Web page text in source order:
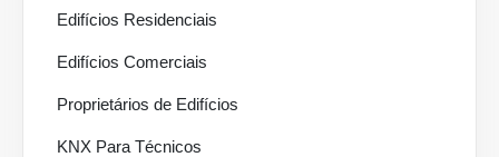
Edifícios Residenciais
Edifícios Comerciais
Proprietários de Edifícios
KNX Para Técnicos